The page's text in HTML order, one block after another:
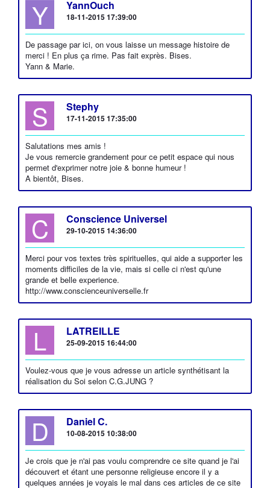
Y YannOuch
18-11-2015 17:39:00
De passage par ici, on vous laisse un message histoire de
merci ! En plus ça rime. Pas fait exprès. Bises.
Yann & Marie.
S Stephy
17-11-2015 17:35:00
Salutations mes amis !
Je vous remercie grandement pour ce petit espace qui nous
permet d'exprimer notre joie & bonne humeur !
A bientôt, Bises.
C Conscience Universel
29-10-2015 14:36:00
Merci pour vos textes très spirituelles, qui aide a supporter les
moments difficiles de la vie, mais si celle ci n'est qu'une
grande et belle experience.
http://www.conscienceuniverselle.fr
L LATREILLE
25-09-2015 16:44:00
Voulez-vous que je vous adresse un article synthétisant la
réalisation du Soi selon C.G.JUNG ?
D Daniel C.
10-08-2015 10:38:00
Je crois que je n'ai pas voulu comprendre ce site quand je l'ai
découvert et étant une personne religieuse encore il y a
quelques années je voyais le mal dans ces articles de ce site